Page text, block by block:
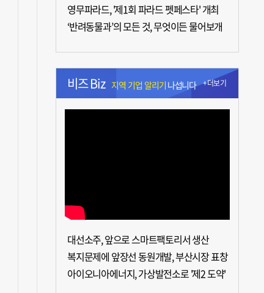
영무파라드, '제1회 파라드 펫페스타' 개최
‘반려동물과’의 모든 것, 무엇이든 물어보개
비즈 Biz 지역 기업 알리기 나섭니다 +더보기
대선소주, 앞으로 스마트팩토리서 생산
복지문제에 앞장선 동원개발, 부산시장 표창
아이오니아에너지, 가상발전소로 '제2 도약'